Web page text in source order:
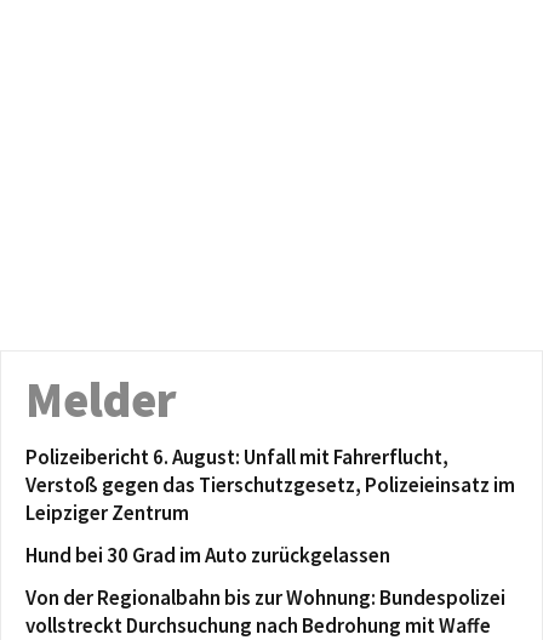
Melder
Polizeibericht 6. August: Unfall mit Fahrerflucht,
Verstoß gegen das Tierschutzgesetz, Polizeieinsatz im
Leipziger Zentrum
Hund bei 30 Grad im Auto zurückgelassen
Von der Regionalbahn bis zur Wohnung: Bundespolizei
vollstreckt Durchsuchung nach Bedrohung mit Waffe